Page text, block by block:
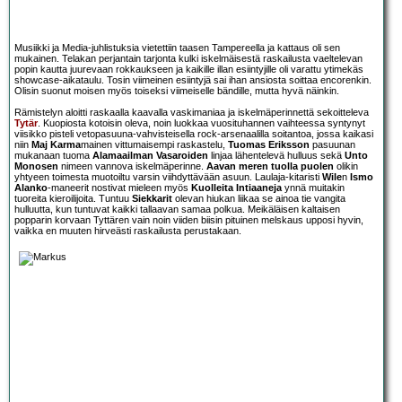
Musiikki ja Media-juhlistuksia vietettiin taasen Tampereella ja kattaus oli sen
mukainen. Telakan perjantain tarjonta kulki iskelmäisestä raskailusta vaeltelevan
popin kautta juurevaan rokkaukseen ja kaikille illan esiintyjille oli varattu ytimekäs
showcase-aikataulu. Tosin viimeinen esiintyjä sai ihan ansiosta soittaa encorenkin.
Olisin suonut moisen myös toiseksi viimeiselle bändille, mutta hyvä näinkin.
Rämistelyn aloitti raskaalla kaavalla vaskimaniaa ja iskelmäperinnettä sekoitteleva
Tytär. Kuopiosta kotoisin oleva, noin luokkaa vuosituhannen vaihteessa syntynyt
viisikko pisteli vetopasuuna-vahvisteisella rock-arsenaalilla soitantoa, jossa kaikasi
niin Maj Karmamainen vittumaisempi raskastelu, Tuomas Eriksson pasuunan
mukanaan tuoma Alamaailman Vasaroiden linjaa lähentelevä hulluus sekä Unto
Monosen nimeen vannova iskelmäperinne. Aavan meren tuolla puolen olikin
yhtyeen toimesta muotoiltu varsin viihdyttävään asuun. Laulaja-kitaristi Wilen Ismo
Alanko-maneerit nostivat mieleen myös Kuolleita Intiaanejaynnä muitakin
tuoreita kieroilijoita. Tuntuu Siekkarit olevan hiukan liikaa se ainoa tie vangita
hulluutta, kun tuntuvat kaikki tallaavan samaa polkua. Meikäläisen kaltaisen
popparin korvaan Tyttären vain noin viiden biisin pituinen melskaus upposi hyvin,
vaikka en muuten hirveästi raskailusta perustakaan.